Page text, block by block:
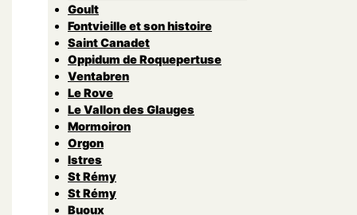
Goult
Fontvieille et son histoire
Saint Canadet
Oppidum de Roquepertuse
Ventabren
Le Rove
Le Vallon des Glauges
Mormoiron
Orgon
Istres
St Rémy
St Rémy
Buoux